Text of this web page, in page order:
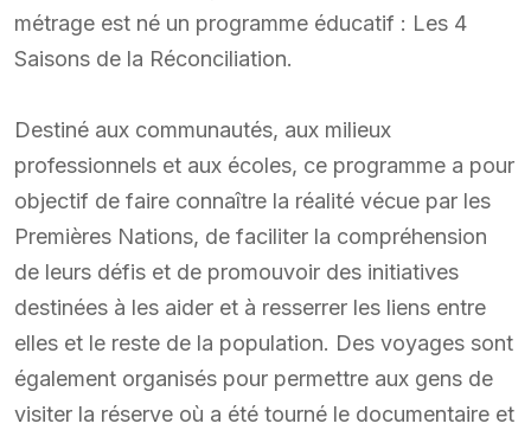
métrage est né un programme éducatif : Les 4
Saisons de la Réconciliation.
Destiné aux communautés, aux milieux
professionnels et aux écoles, ce programme a pour
objectif de faire connaître la réalité vécue par les
Premières Nations, de faciliter la compréhension
de leurs défis et de promouvoir des initiatives
destinées à les aider et à resserrer les liens entre
elles et le reste de la population. Des voyages sont
également organisés pour permettre aux gens de
visiter la réserve où a été tourné le documentaire et